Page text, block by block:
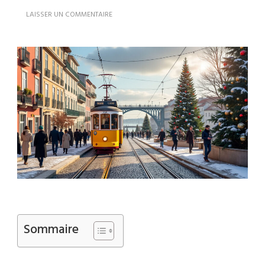
LAISSER UN COMMENTAIRESUR
À
EN
HIVER
:
GUIDE
COMPLET
2025
Sommaire